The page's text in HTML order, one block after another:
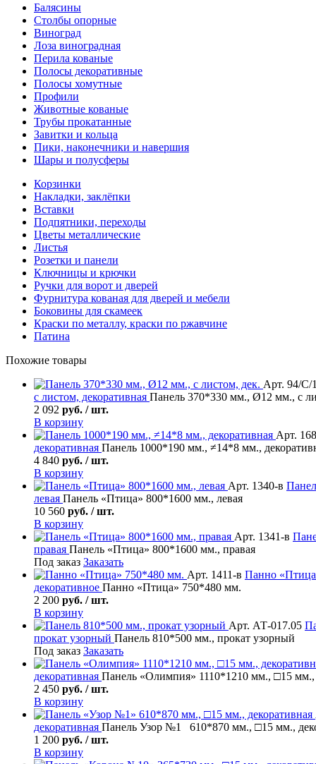
Балясины
Столбы опорные
Виноград
Лоза виноградная
Перила кованые
Полосы декоративные
Полосы хомутные
Профили
Животные кованые
Трубы прокатанные
Завитки и кольца
Пики, наконечники и навершия
Шары и полусферы
Корзинки
Накладки, заклёпки
Вставки
Подпятники, переходы
Цветы металлические
Листья
Розетки и панели
Ключницы и крючки
Ручки для ворот и дверей
Фурнитура кованая для дверей и мебели
Боковины для скамеек
Краски по металлу, краски по ржавчине
Патина
Похожие товары
Арт. 94/С/
с листом, декоративная Панель 370*330 мм., Ø12 мм., с
2 092 руб. / шт.
В корзину
Арт.
декоративная Панель 1000*190 мм., ≠14*8 мм.,
4 840 руб. / шт.
В корзину
Арт. 1340-в
левая Панель «Птица» 800*1600 мм., левая
10 560 руб. / шт.
В корзину
Арт. 1341-в
правая Панель «Птица» 800*1600 мм., правая
Под заказ Заказать
Арт. 1411-в Панно
декоративное Панно «Птица» 750*480 мм.
2 200 руб. / шт.
В корзину
Арт. АТ-017.05
прокат узорный Панель 810*500 мм., прокат узорный
Под заказ Заказать
декоративная Панель «Олимпия» 1110*1210 мм., □15 мм.,
2 450 руб. / шт.
В корзину
декоративная Панель Узор №1 610*870 мм., □15 мм.,
1 200 руб. / шт.
В корзину